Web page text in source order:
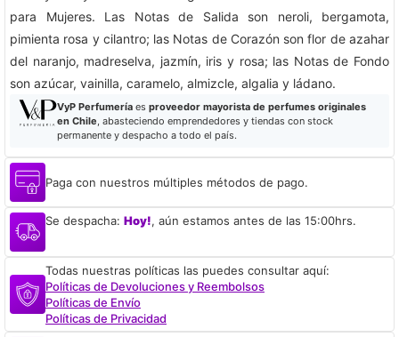
para Mujeres. Las Notas de Salida son neroli, bergamota,
pimienta rosa y cilantro; las Notas de Corazón son flor de azahar
del naranjo, madreselva, jazmín, iris y rosa; las Notas de Fondo
son azúcar, vainilla, caramelo, almizcle, algalia y ládano.
VyP Perfumeríaes proveedor mayorista de perfumes originales
en Chile, abasteciendo emprendedores y tiendas con stock
permanente y despacho a todo el país.
Paga con nuestros múltiples métodos de pago.
Se despacha: Hoy!, aún estamos antes de las 15:00hrs.
Todas nuestras políticas las puedes consultar aquí:
Políticas de Devoluciones y Reembolsos
Políticas de Envío
Políticas de Privacidad